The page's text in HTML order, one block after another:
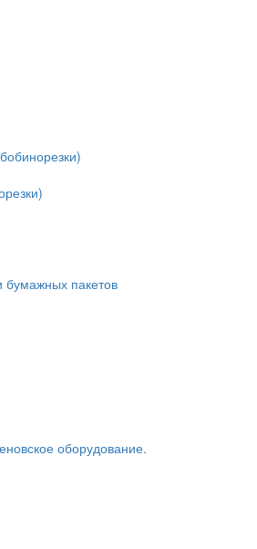
бумажных пакетов
оборудование.